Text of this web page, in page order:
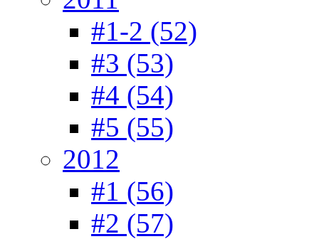
#1-2 (52)
#3 (53)
#4 (54)
#5 (55)
2012
#1 (56)
#2 (57)